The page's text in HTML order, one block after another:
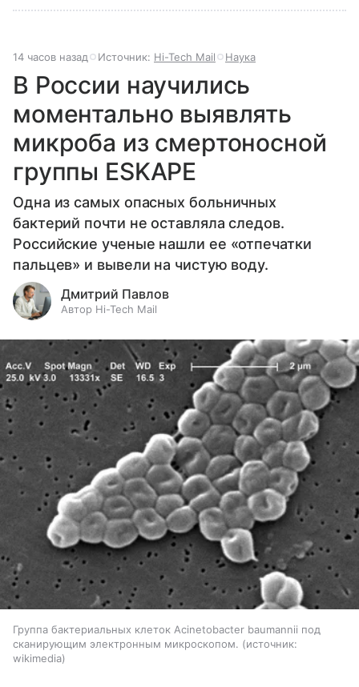
14 часов назад Источник: Hi-Tech Mail Наука
В России научились
моментально выявлять
микроба из смертоносной
группы ESKAPE
Одна из самых опасных больничных
бактерий почти не оставляла следов.
Российские ученые нашли ее «отпечатки
пальцев» и вывели на чистую воду.
Дмитрий Павлов
Автор Hi-Tech Mail
Группа бактериальных клеток Acinetobacter baumannii под
сканирующим электронным микроскопом.
источник:
wikimedia